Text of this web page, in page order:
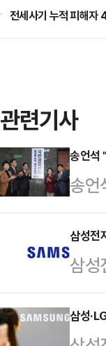
전세사기 누적 피해
관련기사
송언석
송언
은
사
의힘
강행
적인
삼성전
삼
'커
젤스
삼성